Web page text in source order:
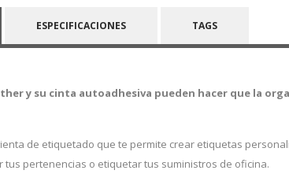
ESPECIFICACIONES TAGS
y su cinta autoadhesiva pueden hacer que la
de etiquetado que te permite crear etiquetas
tus pertenencias o etiquetar tus suministros de oficina.